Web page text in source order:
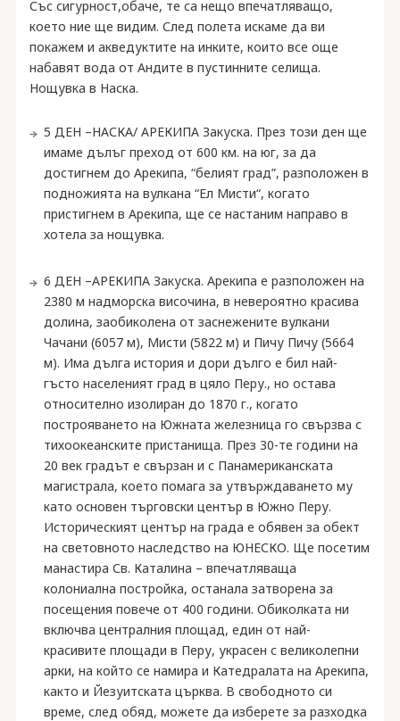
Със сигурност,обаче, те са нещо впечатляващо,
което ние ще видим. След полета искаме да ви
покажем и акведуктите на инките, които все още
набавят вода от Андите в пустинните селища.
Нощувка в Наска.
5 ДЕН –НАСКА/ АРЕКИПА Закуска. През този ден ще
имаме дълъг преход от 600 км. на юг, за да
достигнем до Арекипа, “белият град”, разположен в
подножията на вулкана “Ел Мисти“, когато
пристигнем в Арекипа, ще се настаним направо в
хотела за нощувка.
6 ДЕН –АРЕКИПА Закуска. Арекипа е разположен на
2380 м надморска височина, в невероятно красива
долина, заобиколена от заснежените вулкани
Чачани (6057 м), Мисти (5822 м) и Пичу Пичу (5664
м). Има дълга история и дори дълго е бил най-
гъсто населеният град в цяло Перу., но остава
относително изолиран до 1870 г., когато
построяването на Южната железница го свързва с
тихоокеанските пристанища. През 30-те години на
20 век градът е свързан и с Панамериканската
магистрала, което помага за утвърждаването му
като основен търговски център в Южно Перу.
Историческият център на града е обявен за обект
на световното наследство на ЮНЕСКО. Ще посетим
манастира Св. Каталина – впечатляваща
колониална постройка, останала затворена за
посещения повече от 400 години. Обиколката ни
включва централния площад, един от най-
красивите площади в Перу, украсен с великолепни
арки, на който се намира и Катедралата на Арекипа,
както и Йезуитската църква. В свободното си
време, след обяд, можете да изберете за разходка